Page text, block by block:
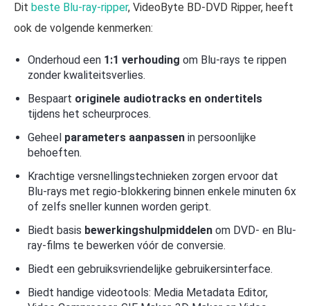
Dit beste Blu-ray-ripper, VideoByte BD-DVD Ripper, heeft
ook de volgende kenmerken:
Onderhoud een 1:1 verhouding om Blu-rays te rippen
zonder kwaliteitsverlies.
Bespaart originele audiotracks en ondertitels
tijdens het scheurproces.
Geheel parameters aanpassen in persoonlijke
behoeften.
Krachtige versnellingstechnieken zorgen ervoor dat
Blu-rays met regio-blokkering binnen enkele minuten 6x
of zelfs sneller kunnen worden geript.
Biedt basis bewerkingshulpmiddelen om DVD- en Blu-
ray-films te bewerken vóór de conversie.
Biedt een gebruiksvriendelijke gebruikersinterface.
Biedt handige videotools: Media Metadata Editor,